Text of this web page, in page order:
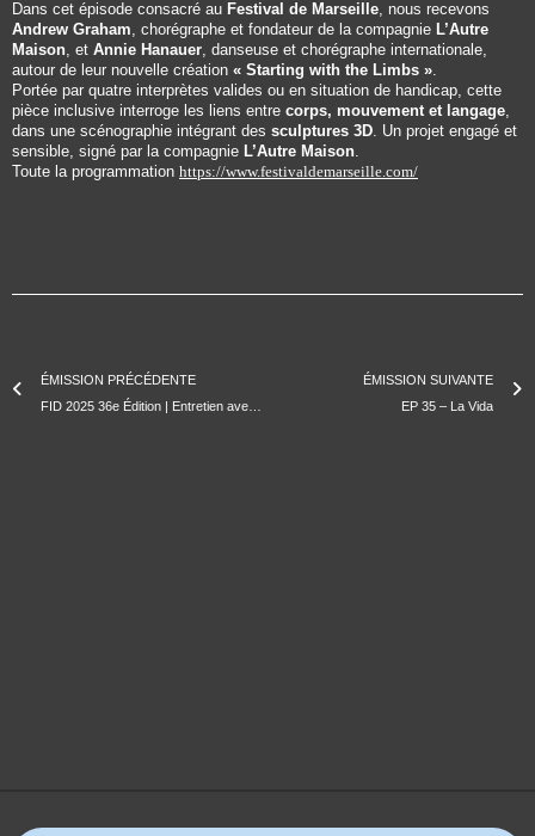
Dans cet épisode consacré au Festival de Marseille, nous recevons
Andrew Graham, chorégraphe et fondateur de la compagnie L’Autre
Maison, et Annie Hanauer, danseuse et chorégraphe internationale,
autour de leur nouvelle création « Starting with the Limbs ».
Portée par quatre interprètes valides ou en situation de handicap, cette
pièce inclusive interroge les liens entre corps, mouvement et langage,
dans une scénographie intégrant des sculptures 3D. Un projet engagé et
sensible, signé par la compagnie L’Autre Maison.
Toute la programmation https://www.festivaldemarseille.com/
ÉMISSION PRÉCÉDENTE
ÉMISSION SUIVANTE
EP 35 – La Vida